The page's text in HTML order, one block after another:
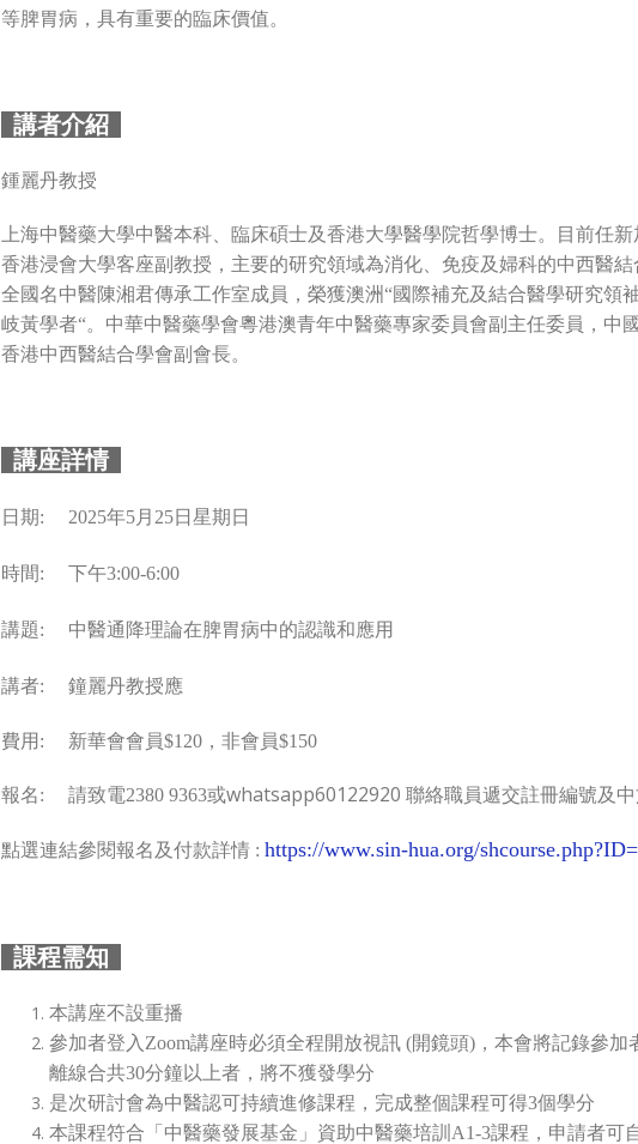
等脾胃病，具有重要的臨床價值。
講者介紹
鍾麗丹教授
上海中醫藥大學中醫本科、臨床碩士及香港大學醫學院哲學博士。目前任
香港浸會大學客座副教授，主要的研究領域為消化、免疫及婦科的中西醫
全國名中醫陳湘君傳承工作室成員，榮獲澳洲“國際補充及結合醫學研究領
岐黃學者“。中華中醫藥學會粵港澳青年中醫藥專家委員會副主任委員，中
香港中西醫結合學會副會長。
講座詳情
日期: 2025年5月25日星期日
時間: 下午3:00-6:00
講題: 中醫通降理論在脾胃病中的認識和應用
講者: 鐘麗丹教授應
費用: 新華會會員$120，非會員$150
報名: 請致電2380 9363或whatsapp60122920 聯絡職員遞交註冊編號及
點選連結參閱報名及付款詳情 : https://www.sin-hua.org/
課程需知
本講座不設重播
參加者登入Zoom講座時必須全程開放視訊 (開鏡頭)，本會將記錄參
離線合共30分鐘以上者，將不獲發學分
是次研討會為中醫認可持續進修課程，完成整個課程可得3個學分
本課程符合「中醫藥發展基金」資助中醫藥培訓A1-3課程，申請者可